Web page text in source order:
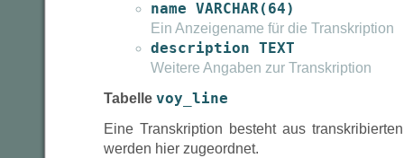
name VARCHAR(64)
Ein Anzeigename für die Transkription
description TEXT
Weitere Angaben zur Transkription
Tabelle voy_line
Eine Transkription besteht aus
werden hier zugeordnet.